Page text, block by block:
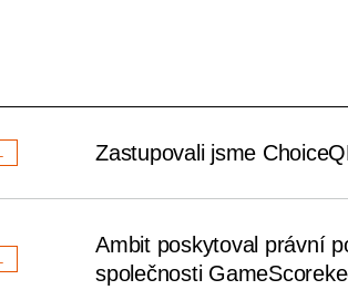
Zastupovali jsme
Ambit poskytoval právní
společnosti